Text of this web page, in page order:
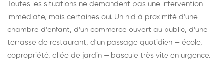
Toutes les situations ne demandent pas une intervention
immédiate, mais certaines oui. Un nid à proximité d'une
chambre d'enfant, d'un commerce ouvert au public, d'une
terrasse de restaurant, d'un passage quotidien — école,
copropriété, allée de jardin — bascule très vite en urgence.